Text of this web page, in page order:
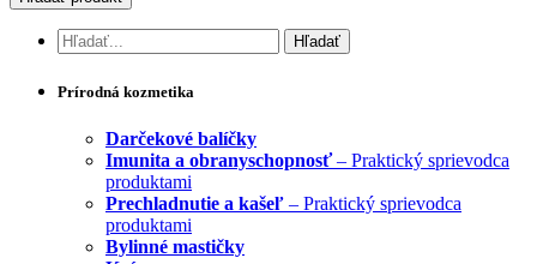
Prírodná kozmetika
Darčekové balíčky
Imunita a obranyschopnosť– Praktický sprievodca
produktami
Prechladnutie a kašeľ – Praktický sprievodca
produktami
Bylinné mastičky